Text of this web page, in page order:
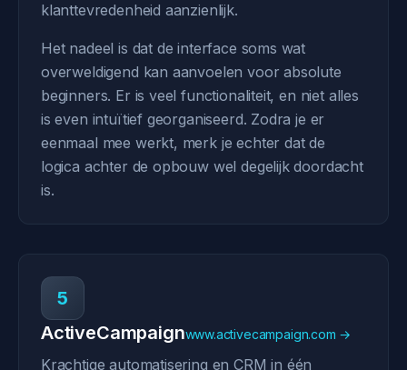
klanttevredenheid aanzienlijk.
Het nadeel is dat de interface soms wat
overweldigend kan aanvoelen voor absolute
beginners. Er is veel functionaliteit, en niet alles
is even intuïtief georganiseerd. Zodra je er
eenmaal mee werkt, merk je echter dat de
logica achter de opbouw wel degelijk doordacht
is.
5
ActiveCampaignwww.activecampaign.com →
Krachtige automatisering en CRM in één